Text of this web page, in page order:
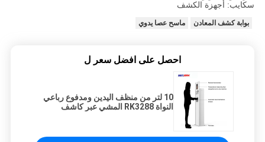
سكايب: أجهزة الكشف
بوابة كشف المعادن ماسح عصا يدوي
احصل على افضل سعر ل
10 لتر من منظف اليدين ومدفوع رباعي
النواة RK3288 المشي عبر كاشف